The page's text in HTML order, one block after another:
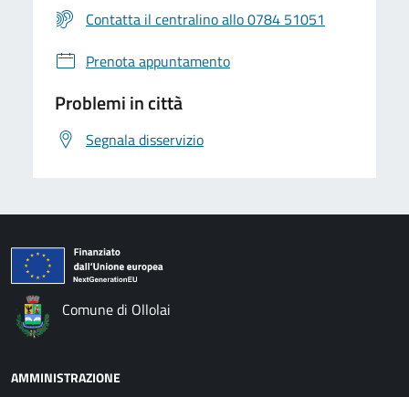
Contatta il centralino allo 0784 51051
Prenota appuntamento
Problemi in città
Segnala disservizio
Comune di Ollolai
AMMINISTRAZIONE